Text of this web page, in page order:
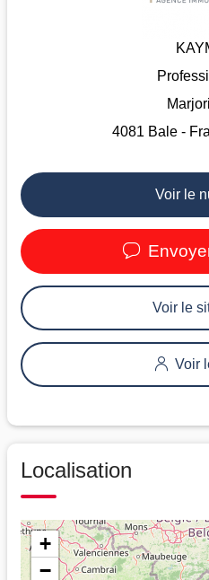
4081 Bale -
Voir le
Voir le
Voir
Localisation
+
−